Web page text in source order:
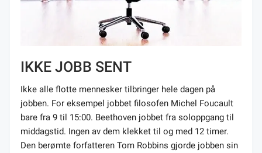
IKKE JOBB SENT
Ikke alle flotte mennesker tilbringer hele dagen på
jobben. For eksempel jobbet filosofen Michel Foucault
bare fra 9 til 15:00. Beethoven jobbet fra soloppgang til
middagstid. Ingen av dem klekket til og med 12 timer.
Den berømte forfatteren Tom Robbins gjorde jobben sin